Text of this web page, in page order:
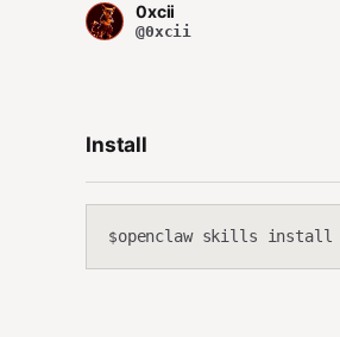
0xcii
@0xcii
Install
$openclaw skills install